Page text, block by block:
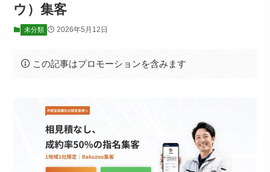
ウ）集客
未分類 2026年5月12日
この記事はプロモーションを含みます